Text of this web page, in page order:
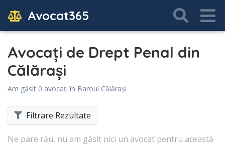
Avocat365
Avocați de Drept Penal din
Călăraşi
Am găsit 0 avocați în Baroul Călăraşi
Ne pare rău, nu am găsit nici un avocat pentru această
Filtrare Rezultate